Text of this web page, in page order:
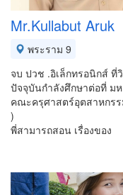
Mr.Kullabut Aruk
พระราม 9
จบ ปวช .อิเล็กทรอนิกส์ ที่
ปัจจุบันกำลังศึกษาต่อที่ ม
คณะครุศาสตร์อุตสาหกร
)
พี่สามารถสอน เรื่องของ